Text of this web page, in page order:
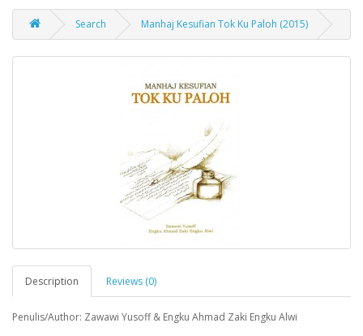
Search Manhaj Kesufian Tok Ku Paloh (2015)
Description Reviews (0)
Penulis/Author: Zawawi Yusoff & Engku Ahmad Zaki Engku Alwi